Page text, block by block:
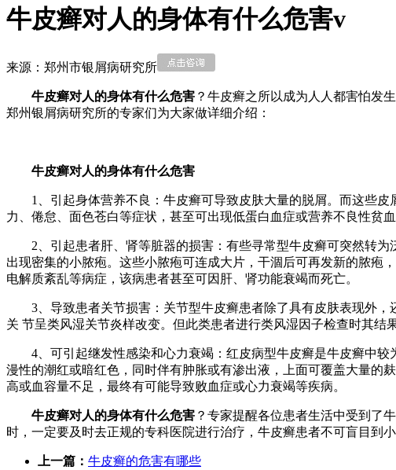
牛皮癣对人的身体有什么危害v
来源：郑州市银屑病研究所
牛皮癣对人的身体有什么危害 ？牛皮癣之所以成为人人都害怕发
郑州银屑病研究所的专家们为大家做详细介绍：
牛皮癣对人的身体有什么危害
1、引起身体营养不良：牛皮癣可导致皮肤大量的脱屑。而这些
力、倦怠、面色苍白等症状，甚至可出现低蛋白血症或营养不良性贫
2、引起患者肝、肾等脏器的损害：有些寻常型牛皮癣可突然转
出现密集的小脓疱。这些小脓疱可连成大片，干涸后可再发新的脓疱
电解质紊乱等病症，该病患者甚至可因肝、肾功能衰竭而死亡。
3、导致患者关节损害：关节型牛皮癣患者除了具有皮肤表现外
关 节呈类风湿关节炎样改变。但此类患者进行类风湿因子检查时其结
4、可引起继发性感染和心力衰竭：红皮病型牛皮癣是牛皮癣中
漫性的潮红或暗红色，同时伴有肿胀或有渗出液，上面可覆盖大量的
高或血容量不足，最终有可能导致败血症或心力衰竭等疾病。
牛皮癣对人的身体有什么危害 ？专家提醒各位患者生活中受到了
时，一定要及时去正规的专科医院进行治疗，牛皮癣患者不可盲目到
上一篇： 牛皮癣的危害有哪些